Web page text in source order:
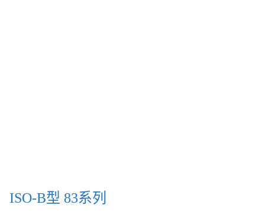
ISO-B型 83系列